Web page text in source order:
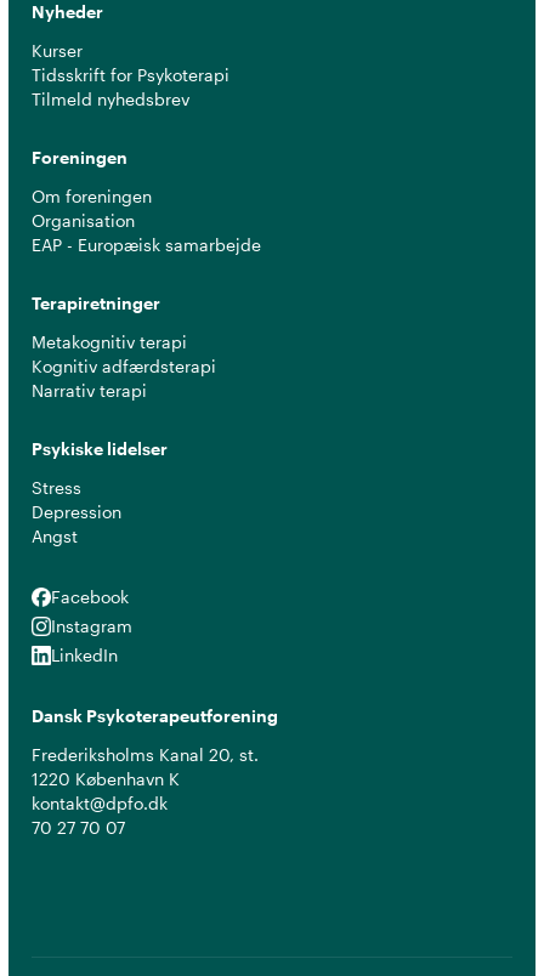
Nyheder
Kurser
Tidsskrift for Psykoterapi
Tilmeld nyhedsbrev
Foreningen
Om foreningen
Organisation
EAP - Europæisk samarbejde
Terapiretninger
Metakognitiv terapi
Kognitiv adfærdsterapi
Narrativ terapi
Psykiske lidelser
Stress
Depression
Angst
Facebook
Facebook
Instagram
Instagram
LinkedIn
LinkedIn
Dansk Psykoterapeutforening
Frederiksholms Kanal 20, st.
1220 København K
kontakt@dpfo.dk
70 27 70 07